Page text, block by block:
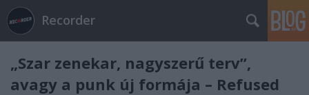
Recorder
„Szar zenekar, nagyszerű terv”,
avagy a punk új formája – Refused